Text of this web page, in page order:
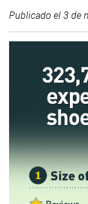
Publicado el 3 de